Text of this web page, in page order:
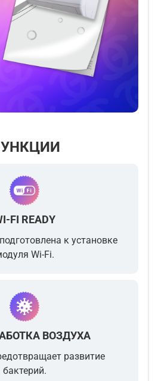
FI READY
к установке
Wi-Fi.
ВОЗДУХА
развитие
бактерий.